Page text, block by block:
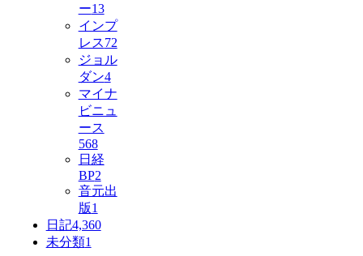
ー13
インプ
レス72
ジョル
ダン4
マイナ
ビニュ
ース
568
日経
BP2
音元出
版1
日記4,360
未分類1